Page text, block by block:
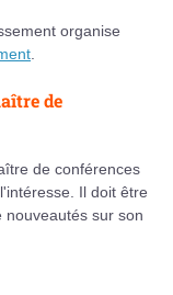
organise
de
de conférences
Il doit être
nouveautés sur son